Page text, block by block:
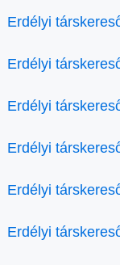
Erdélyi
Erdélyi
Erdélyi
Erdélyi
Erdélyi
Erdélyi